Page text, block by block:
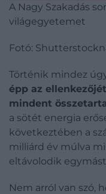
A Nagy Szakadás
világegyetemet
Fotó:
Történik mindez
épp az
mindent
a sötét energia
következtében a
milliárd év múlva
eltávolodik
Nem arról van szó,